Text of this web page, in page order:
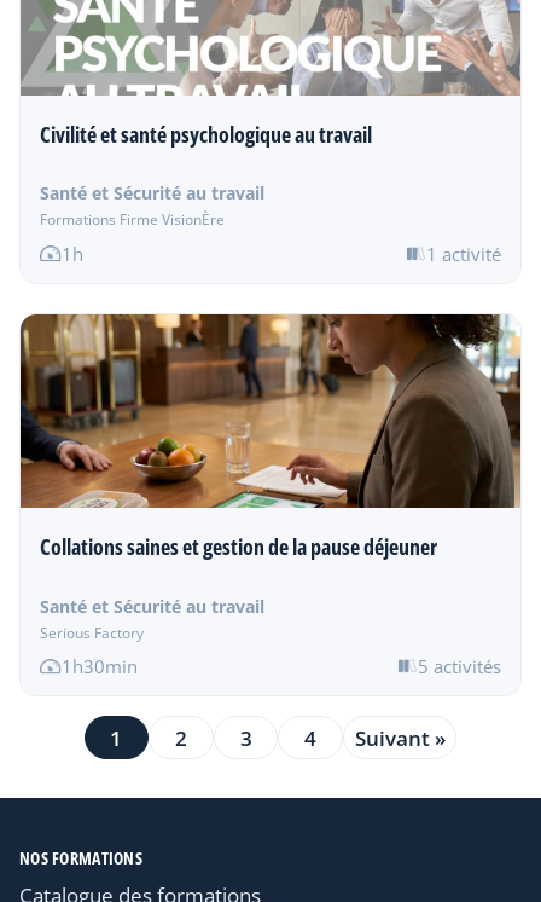
Civilité et santé psychologique au travail
Santé et Sécurité au travail
Formations Firme VisionÈre
1h 1 activité
Collations saines et gestion de la pause déjeuner
Santé et Sécurité au travail
Serious Factory
1h30min 5 activités
1 2 3 4 Suivant »
NOS FORMATIONS
Catalogue des formations